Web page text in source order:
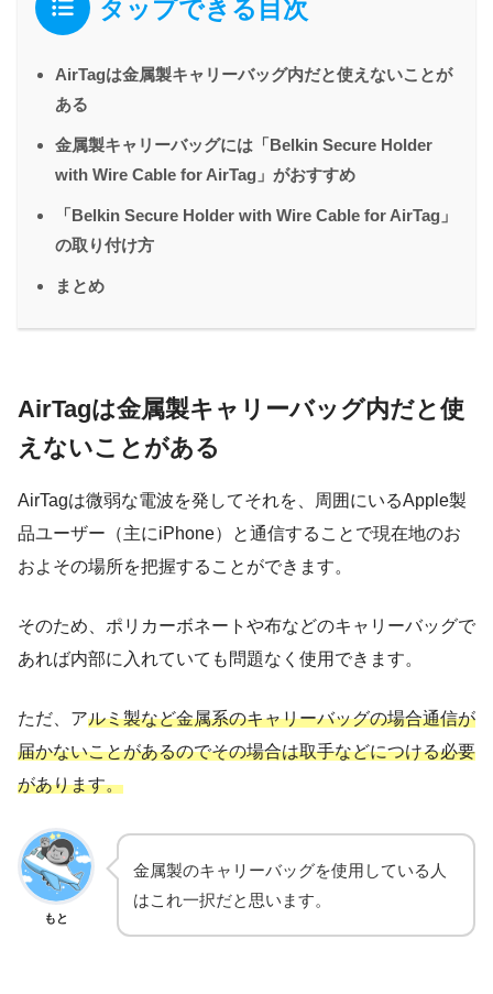
タップできる目次
AirTagは金属製キャリーバッグ内だと使えないことが
ある
金属製キャリーバッグには「Belkin Secure Holder
with Wire Cable for AirTag」がおすすめ
「Belkin Secure Holder with Wire Cable for AirTag」
の取り付け方
まとめ
AirTagは金属製キャリーバッグ内だと使
えないことがある
AirTagは微弱な電波を発してそれを、周囲にいるApple製
品ユーザー（主にiPhone）と通信することで現在地のお
およその場所を把握することができます。
そのため、ポリカーボネートや布などのキャリーバッグで
あれば内部に入れていても問題なく使用できます。
ただ、アルミ製など金属系のキャリーバッグの場合通信が
届かないことがあるのでその場合は取手などにつける必要
があります。
もと
金属製のキャリーバッグを使用している人
はこれ一択だと思います。